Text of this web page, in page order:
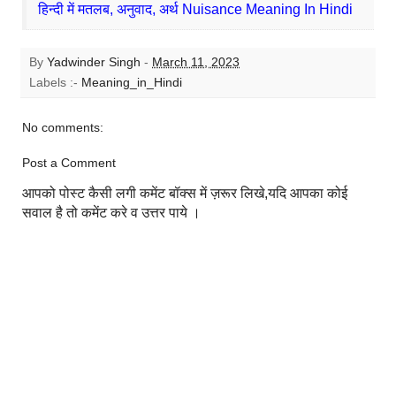
हिन्दी में मतलब, अनुवाद, अर्थ Nuisance Meaning In Hindi
By Yadwinder Singh - March 11, 2023
Labels :- Meaning_in_Hindi
No comments:
Post a Comment
आपको पोस्ट कैसी लगी कमेंट बॉक्स में ज़रूर लिखे,यदि आपका कोई
सवाल है तो कमेंट करे व उत्तर पाये ।